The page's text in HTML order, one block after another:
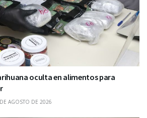
oculta en alimentos para
AGOSTO DE 2026